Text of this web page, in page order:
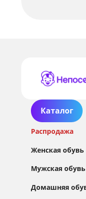
Каталог
Распродажа
Женская обувь
Мужская обувь
Домашняя